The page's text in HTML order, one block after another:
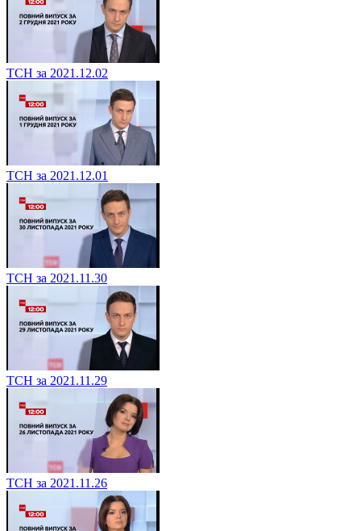
ТСН за 2021.12.02
ТСН за 2021.12.01
ТСН за 2021.11.30
ТСН за 2021.11.29
ТСН за 2021.11.26